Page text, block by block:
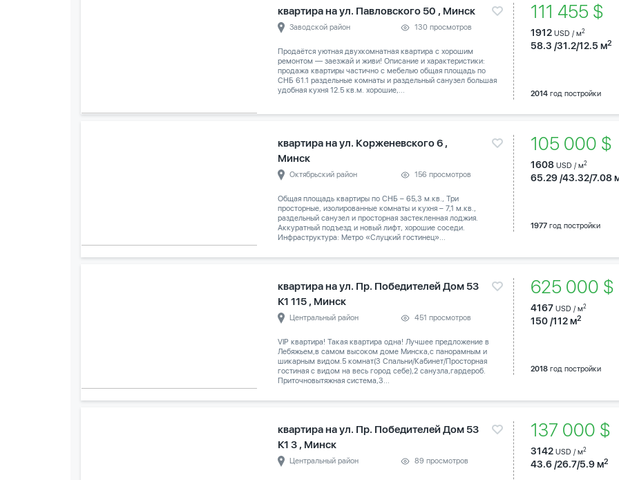
квартира на ул. Павловского 50 , Минск
Заводской район 130 просмотров
Продаётся уютная двухкомнатная квартира с хорошим
ремонтом — заезжай и живи! Описание и характеристики:
продажа квартиры частично с мебелью общая площадь по
СНБ 61.1 раздельные комнаты и раздельный санузел большая
удобная кухня 12.5 кв.м. хорошие,...
111 455 $
1912 USD / м2
58.3 /31.2/12.5 м2
2014год постройки
квартира на ул. Корженевского 6 ,
Минск
Октябрьский район 156 просмотров
Общая площадь квартиры по СНБ – 65,3 м.кв., Три
просторные, изолированные комнаты и кухня – 7,1 м.кв.,
раздельный санузел и просторная застекленная лоджия.
Аккуратный подъезд и новый лифт, хорошие соседи.
Инфраструктура: Метро «Слуцкий гостинец»...
105 000 $
1608 USD / м2
65.29 /43.32/7.08
1977год постройки
квартира на ул. Пр. Победителей Дом 53
К1 115 , Минск
Центральный район 451 просмотров
VIP квартира! Такая квартира одна! Лучшее предложение в
Лебяжьем,в самом высоком доме Минска,с панорамным и
шикарным видом.5 комнат(3 Спальни/Кабинет/Просторная
гостиная с видом на весь город себе),2 санузла,гардероб.
Приточновытяжная система,3...
625 000
4167 USD / м2
150 /112 м2
2018год постройки
квартира на ул. Пр. Победителей Дом 53
К1 3 , Минск
Центральный район 89 просмотров
137 000 $
3142 USD / м2
43.6 /26.7/5.9 м2